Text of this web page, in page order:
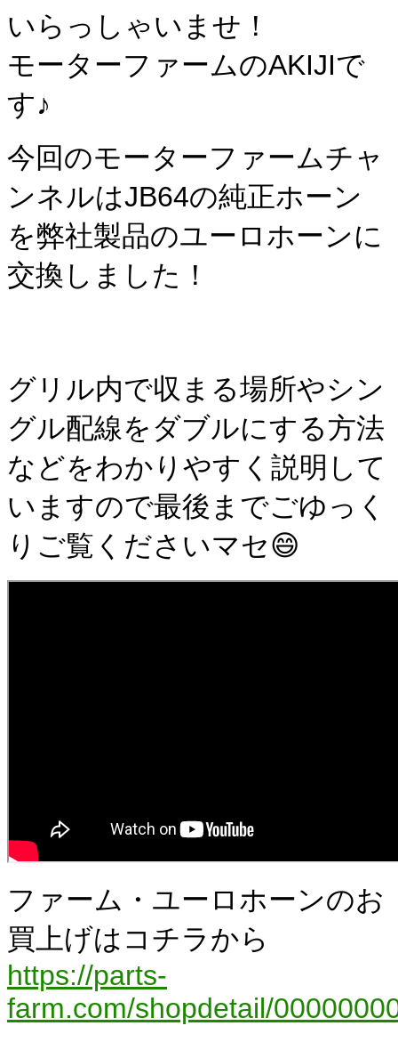
いらっしゃいませ！
モーターファームのAKIJIで
す♪
今回のモーターファームチャ
ンネルはJB64の純正ホーン
を弊社製品のユーロホーンに
交換しました！
グリル内で収まる場所やシン
グル配線をダブルにする方法
などをわかりやすく説明して
いますので最後までごゆっく
りご覧くださいマセ😄
ファーム・ユーロホーンのお
買上げはコチラから
https://parts-
farm.com/shopdetail/